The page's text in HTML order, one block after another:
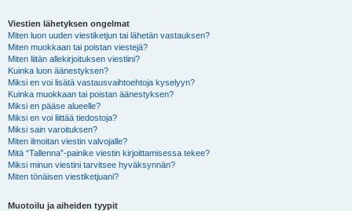
Viestien lähetyksen ongelmat
Miten luon uuden viestiketjun tai lähetän vastauksen?
Miten muokkaan tai poistan viestejä?
Miten liitän allekirjoituksen viestiini?
Kuinka luon äänestyksen?
Miksi en voi lisätä vastausvaihtoehtoja kyselyyn?
Kuinka muokkaan tai poistan äänestyksen?
Miksi en pääse alueelle?
Miksi en voi liittää tiedostoja?
Miksi sain varoituksen?
Miten ilmoitan viestin valvojalle?
Mitä “Tallenna”-painike viestin kirjoittamisessa tekee?
Miksi minun viestini tarvitsee hyväksynnän?
Miten tönäisen viestiketjuani?
Muotoilu ja aiheiden tyypit